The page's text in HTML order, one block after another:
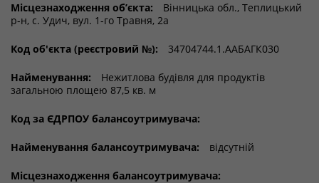
Місцезнаходження об’єкта:
Вінницька обл., Теплицький
р-н, с. Удич, вул. 1-го Травня, 2а
Код об'єкта (реєстровий №): 34704744.1.ААБАГК030
Найменування:
Нежитлова будівля для продуктів
загальною площею 87,5 кв. м
Код за ЄДРПОУ балансоутримувача:
Найменування балансоутримувача: відсутній
Місцезнаходження балансоутримувача: